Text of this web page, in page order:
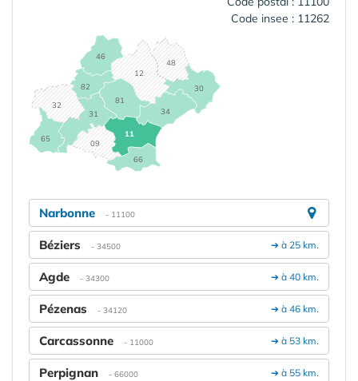
Code insee : 11262
09
11
12
30
31
32
34
46
48
65
66
81
82
Narbonne - 11100
➔ à 25 km.
Béziers - 34500
➔ à 40 km.
Agde - 34300
➔ à 46 km.
Pézenas - 34120
➔ à 53 km.
Carcassonne - 11000
➔ à 55 km.
Perpignan - 66000